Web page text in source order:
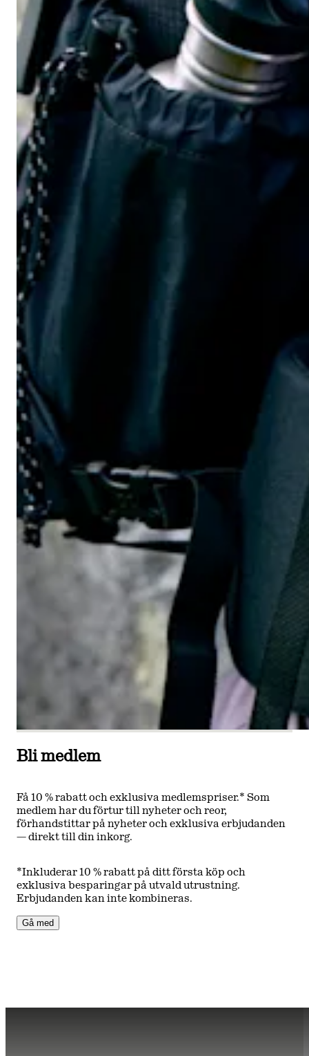
Bli medlem
Få 10 % rabatt och exklusiva medlemspriser.* Som
medlem har du förtur till nyheter och reor,
förhandstittar på nyheter och exklusiva erbjudanden
— direkt till din inkorg.
*Inkluderar 10 % rabatt på ditt första köp och
exklusiva besparingar på utvald utrustning.
Erbjudanden kan inte kombineras.
Gå med